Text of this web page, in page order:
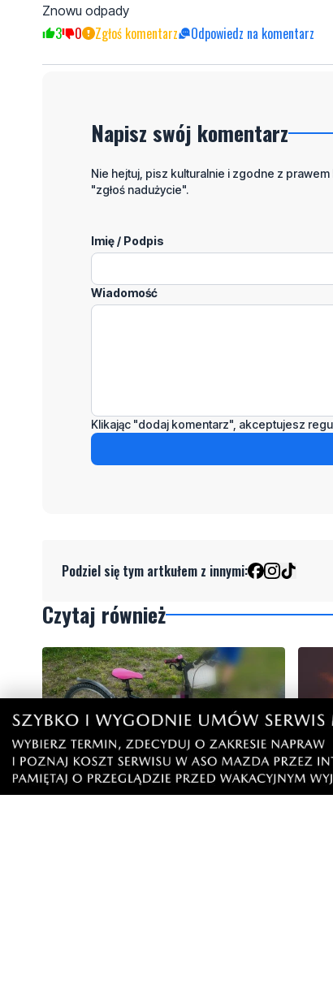
Znowu odpady
3 0 Zgłoś komentarz Odpowiedz na komentarz
Napisz swój komentarz
Nie hejtuj, pisz kulturalnie i zgodne z
"zgłoś nadużycie".
Imię / Podpis
Wiadomość
Klikając "dodaj komentarz", akceptujesz
Podziel się tym artkułem z innymi:
Czytaj również
9
Nietrzeźwy opiekun jechał rowerem